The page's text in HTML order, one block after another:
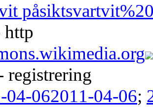
påsikt
registrering
04-062011-04-06;